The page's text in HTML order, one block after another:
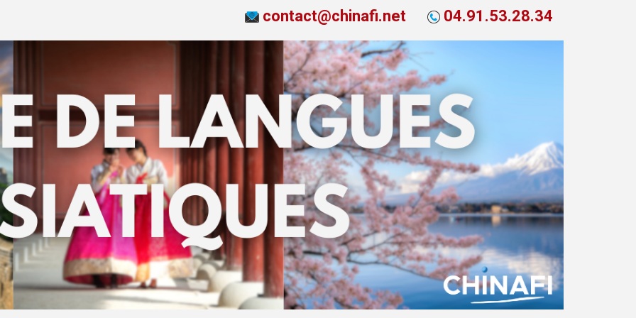
contact@chinafi.net 04.91.53.28.34